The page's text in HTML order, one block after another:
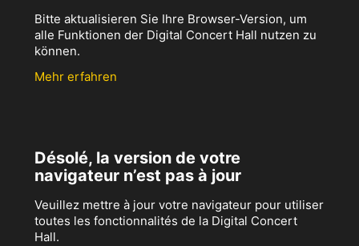
Bitte aktualisieren Sie Ihre Browser-Version, um
alle Funktionen der Digital Concert Hall nutzen zu
können.
Mehr erfahren
Désolé, la version de votre
navigateur n’est pas à jour
Veuillez mettre à jour votre navigateur pour utiliser
toutes les fonctionnalités de la Digital Concert
Hall.